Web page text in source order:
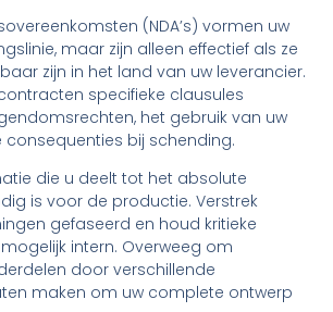
(NDA’s) vormen uw
maar zijn alleen effectief als ze
zijn in het land van uw leverancier.
specifieke clausules
het gebruik van uw
consequenties bij schending.
die u deelt tot het absolute
is voor de productie. Verstrek
gefaseerd en houd kritieke
intern. Overweeg om
door verschillende
maken om uw complete ontwerp